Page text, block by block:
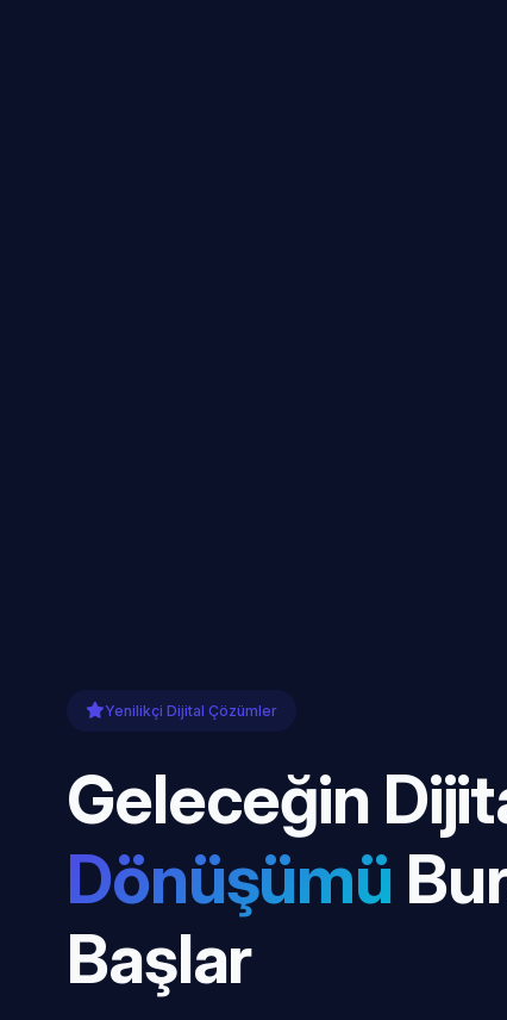
Yenilikçi Dijital Çözümler
Geleceğin
Dönüşümü
Başlar